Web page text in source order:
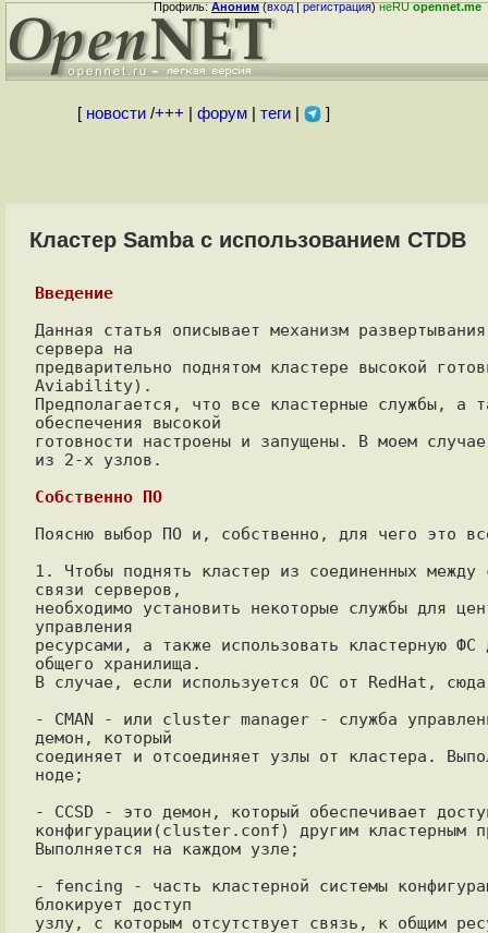
Профиль:Аноним(вход|регистрация)неRUopennet.me
[ новости/+++ форум| теги| ]
Кластер Samba с использованием CTDB
Введение
Данная статья описывает механизм
сервера на
предварительно поднятом кластере высокой
Aviability).
Предполагается, что все кластерные службы, а
обеспечения высокой
готовности настроены и запущены. В моем
из 2-х узлов.
Собственно ПО
Поясню выбор ПО и, собственно, для чего это
1. Чтобы поднять кластер из соединенных между
связи серверов,
необходимо установить некоторые службы для
управления
ресурсами, а также использовать кластерную ФС
общего хранилища.
В случае, если используется ОС от RedHat,
- CMAN - или cluster manager - служба
демон, который
соединяет и отсоединяет узлы от кластера.
ноде;
- CCSD - это демон, который обеспечивает
конфигурации(cluster.conf) другим кластерным
Выполняется на каждом узле;
- fencing - часть кластерной системы
блокирует доступ
узлу, с которым отсутствует связь, к общим